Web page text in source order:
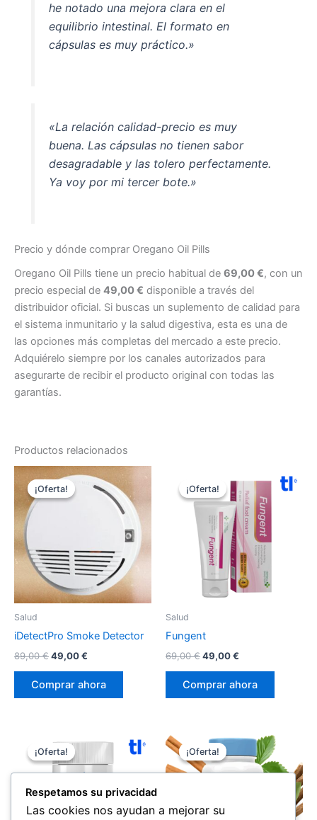
he notado una mejora clara en el
equilibrio intestinal. El formato en
cápsulas es muy práctico.»
«La relación calidad-precio es muy
buena. Las cápsulas no tienen sabor
desagradable y las tolero perfectamente.
Ya voy por mi tercer bote.»
Precio y dónde comprar Oregano Oil Pills
Oregano Oil Pills tiene un precio habitual de 69,00 €, con un
precio especial de 49,00 € disponible a través del
distribuidor oficial. Si buscas un suplemento de calidad para
el sistema inmunitario y la salud digestiva, esta es una de
las opciones más completas del mercado a este precio.
Adquiérelo siempre por los canales autorizados para
asegurarte de recibir el producto original con todas las
garantías.
Productos relacionados
¡Oferta!
¡Oferta!
Salud
iDetectPro Smoke Detector
89,00€El
original
era:
49,00€
es:
Comprar ahora
¡Oferta!
¡Oferta!
Salud
Fungent
69,00€El
original
era:
49,00€
es:
Comprar ahora
¡Oferta!
¡Oferta! ¡Oferta!
¡Oferta!
Respetamos su privacidad
Las cookies nos ayudan a mejorar su